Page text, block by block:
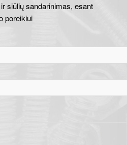
siūlių sandarinimas, esant
poreikiui